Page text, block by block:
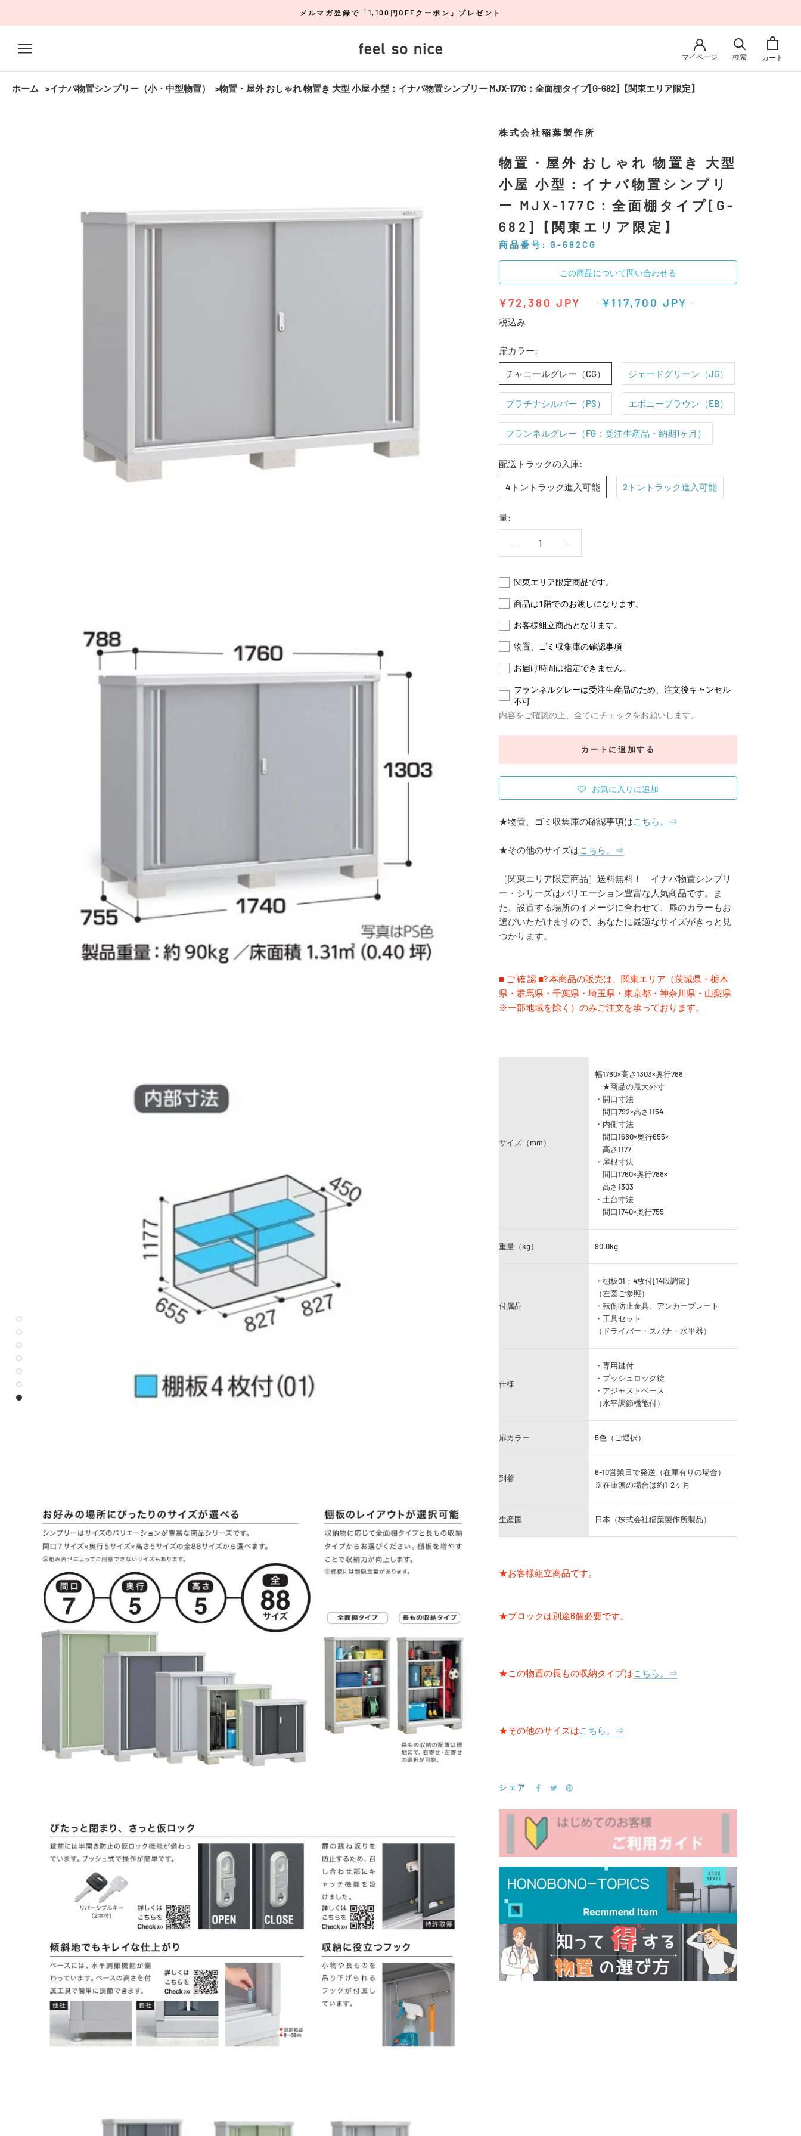
メルマガ登録で「1,100円OFFクーポン」プレゼント
マイページ 検索 カート
ホーム イナバ物置シンプリー（小・中型物置） 物置・屋外 おしゃれ 物置き 大型 小屋 小型：イナバ物置シンプリー MJX-177C：全面棚タイプ[G-682]【関東エリア限定】
株式会社稲葉製作所
物置・屋外 おしゃれ 物置き 大型
小屋 小型：イナバ物置シンプリ
ー MJX-177C：全面棚タイプ[G-
682]【関東エリア限定】
商品番号: G-682CG
この商品について問い合わせる
¥72,380 JPY ¥117,700 JPY
税込み
扉カラー:
チャコールグレー（CG） ジェードグリーン（JG）
プラチナシルバー（PS） エボニーブラウン（EB）
フランネルグレー（FG：受注生産品・納期1ヶ月）
配送トラックの入庫:
4トントラック進入可能 2トントラック進入可能
量:
関東エリア限定商品です。
商品は1階でのお渡しになります。
お客様組立商品となります。
物置、ゴミ収集庫の確認事項
お届け時間は指定できません。
フランネルグレーは受注生産品のため、注文後キャンセル
不可
内容をご確認の上、全てにチェックをお願いします。
カートに追加する
お気に入りに追加
★物置、ゴミ収集庫の確認事項はこちら。⇒
★その他のサイズはこちら。⇒
［関東エリア限定商品］送料無料！ イナバ物置シンプリ
ー・シリーズはバリエーション豊富な人気商品です。ま
た、設置する場所のイメージに合わせて、扉のカラーもお
選びいただけますので、あなたに最適なサイズがきっと見
つかります。
■ ご 確 認 ■? 本商品の販売は、関東エリア（茨城県・栃木
県・群馬県・千葉県・埼玉県・東京都・神奈川県・山梨県
※一部地域を除く）のみご注文を承っております。
サイズ（mm）
幅1760×高さ1303×奥行788
★商品の最大外寸
・開口寸法
間口792×高さ1154
・内側寸法
間口1680×奥行655×
高さ1177
・屋根寸法
間口1760×奥行788×
高さ1303
・土台寸法
間口1740×奥行755
重量（kg） 90.0kg
付属品
・棚板01 ：4枚付[14段調節]
（左図ご参照）
・転倒防止金具、アンカープレート
・工具セット
（ドライバー・スパナ ・水平器）
仕様
・専用鍵付
・プッシュロック錠
・アジャストベース
（水平調節機能付）
扉カラー 5色（ご選択）
到着
6-10営業日で発送（在庫有りの場合）
※在庫無の場合は約1-2ヶ月
生産国 日本（株式会社稲葉製作所製品）
★お客様組立商品です。
★ブロックは別途6個必要です。
★この物置の長もの収納タイプはこちら。⇒
★その他のサイズはこちら。⇒
シェア